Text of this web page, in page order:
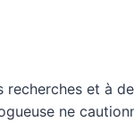
et à
ne